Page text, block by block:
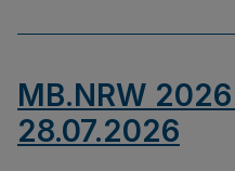
MB.NRW
28.07.2026